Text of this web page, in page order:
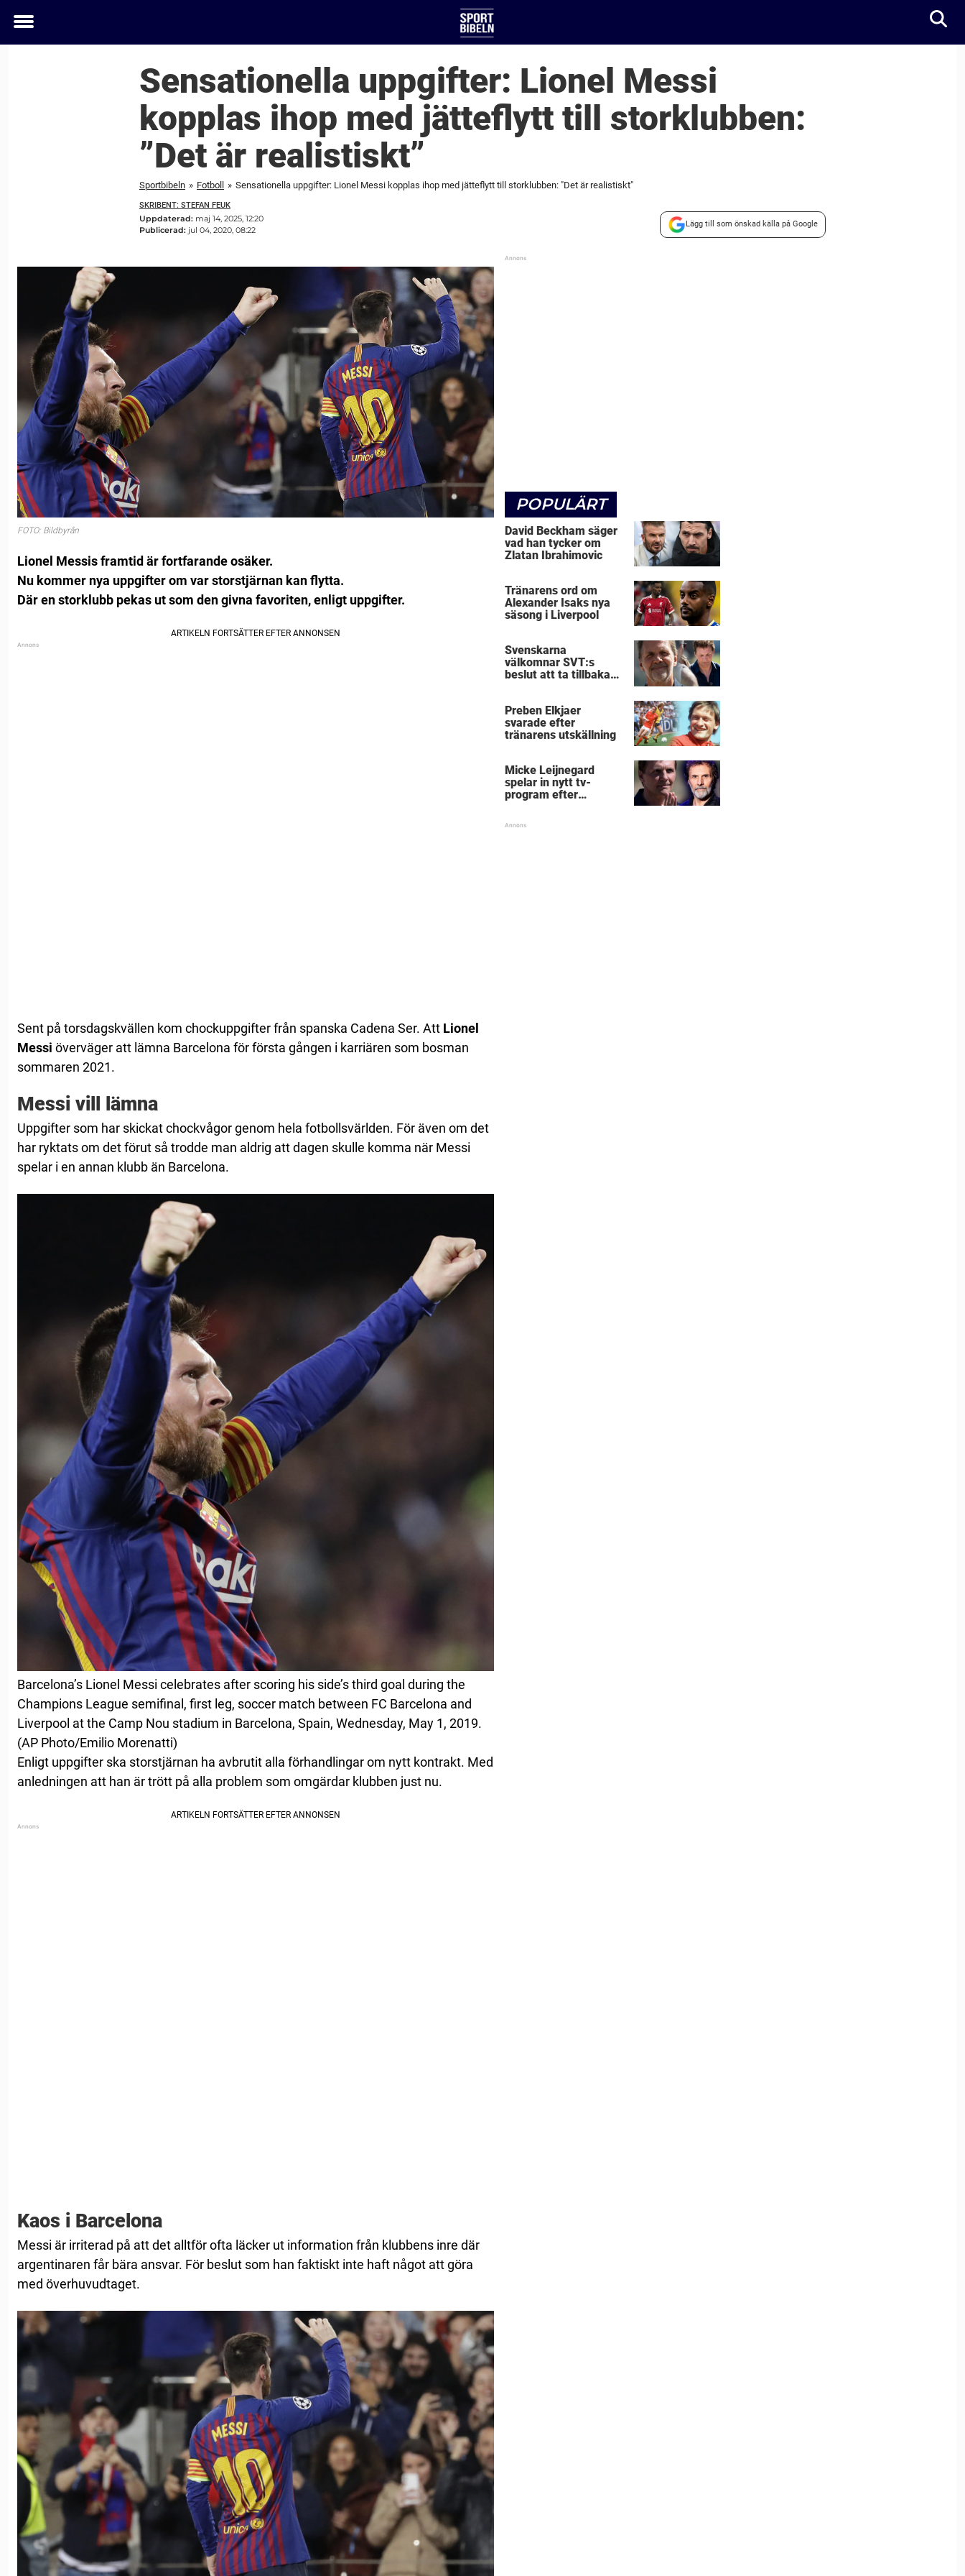
Toggle
Sensationella uppgifter: Lionel Messi
kopplas ihop med jätteflytt till storklubben:
”Det är realistiskt”
Sportbibeln » Fotboll » Sensationella uppgifter: Lionel Messi kopplas ihop med jätteflytt till storklubben: "Det är realistiskt"
SKRIBENT: STEFAN FEUK
Uppdaterad: maj 14, 2025, 12:20
Publicerad: jul 04, 2020, 08:22
Lägg till som önskad källa på Google
FOTO: Bildbyrån
Lionel Messis framtid är fortfarande osäker.
Nu kommer nya uppgifter om var storstjärnan kan flytta.
Där en storklubb pekas ut som den givna favoriten, enligt uppgifter.
Sent på torsdagskvällen kom chockuppgifter från spanska Cadena Ser. Att Lionel
Messi överväger att lämna Barcelona för första gången i karriären som bosman
sommaren 2021.
Messi vill lämna
Uppgifter som har skickat chockvågor genom hela fotbollsvärlden. För även om det
har ryktats om det förut så trodde man aldrig att dagen skulle komma när Messi
spelar i en annan klubb än Barcelona.
Barcelona’s Lionel Messi celebrates after scoring his side’s third goal during the
Champions League semifinal, first leg, soccer match between FC Barcelona and
Liverpool at the Camp Nou stadium in Barcelona, Spain, Wednesday, May 1, 2019.
(AP Photo/Emilio Morenatti)
Enligt uppgifter ska storstjärnan ha avbrutit alla förhandlingar om nytt kontrakt. Med
anledningen att han är trött på alla problem som omgärdar klubben just nu.
Kaos i Barcelona
Messi är irriterad på att det alltför ofta läcker ut information från klubbens inre där
argentinaren får bära ansvar. För beslut som han faktiskt inte haft något att göra
med överhuvudtaget.
POPULÄRT
David Beckham säger
vad han tycker om
Zlatan Ibrahimovic
Tränarens ord om
Alexander Isaks nya
säsong i Liverpool
Svenskarna
välkomnar SVT:s
beslut att ta tillbaka
Preben Elkjaer
svarade efter
tränarens utskällning
Micke Leijnegard
spelar in nytt tv-
program efter